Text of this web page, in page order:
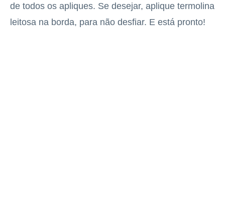
de todos os apliques. Se desejar, aplique termolina
leitosa na borda, para não desfiar. E está pronto!